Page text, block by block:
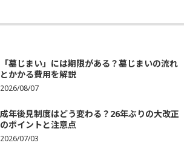
「墓じまい」には期限がある？墓じまいの流れ
とかかる費用を解説
2026/08/07
成年後見制度はどう変わる？26年ぶりの大改正
のポイントと注意点
2026/07/03